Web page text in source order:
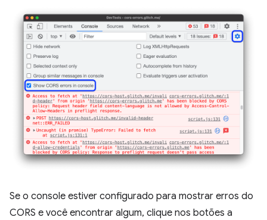
Se o console estiver configurado para mostrar erros do
CORS e você encontrar algum, clique nos botões a